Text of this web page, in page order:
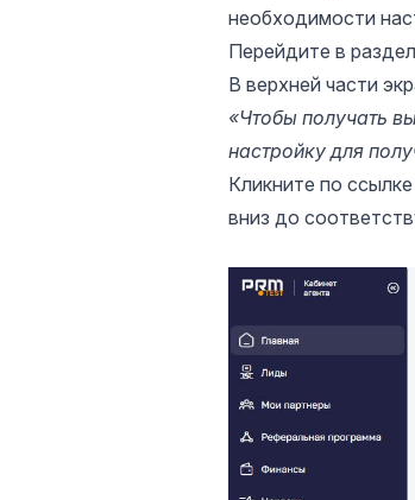
необходимости
Перейдите в раздел
В верхней части
«Чтобы получать
настройку для
Кликните по ссылке
вниз до